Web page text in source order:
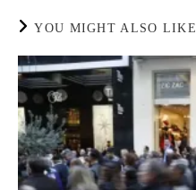
YOU MIGHT ALSO LIKE